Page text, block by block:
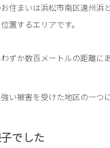
住まいは浜松市南区遠州浜と
置するエリアです。
ずか数百メートルの距離に
い被害を受けた地区の一つ
でした